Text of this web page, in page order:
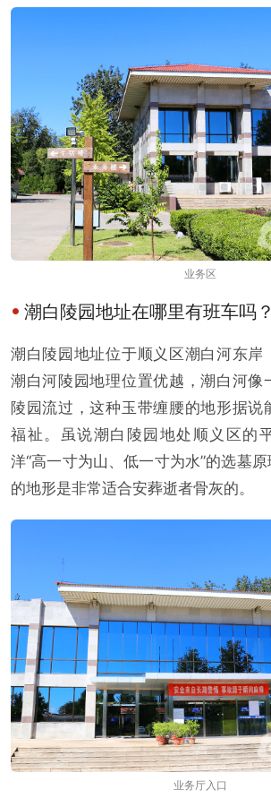
业务区
潮白陵园地址在哪里有班车吗？
潮白陵园地址位于顺义区潮白河东岸
潮白河陵园地理位置优越，潮白河像
陵园流过，这种玉带缠腰的地形据说
福祉。虽说潮白陵园地处顺义区的
洋“高一寸为山、低一寸为水”的选墓
的地形是非常适合安葬逝者骨灰的。
业务厅入口